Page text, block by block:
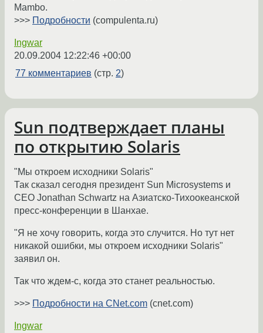
Mambo.
>>> Подробности (compulenta.ru)
Ingwar
20.09.2004 12:22:46 +00:00
77 комментариев (стр. 2)
Sun подтверждает планы
по открытию Solaris
"Мы откроем исходники Solaris"
Так сказал сегодня президент Sun Microsystems и
СЕО Jonathan Schwartz на Азиатско-Тихоокеанской
пресс-конференции в Шанхае.
"Я не хочу говорить, когда это случится. Но тут нет
никакой ошибки, мы откроем исходники Solaris"
заявил он.
Так что ждем-с, когда это станет реальностью.
>>> Подробности на CNet.com (cnet.com)
Ingwar